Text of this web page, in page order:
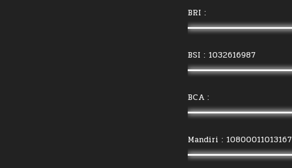
BRI :
BSI : 1032616987
BCA :
Mandiri : 10800011013167